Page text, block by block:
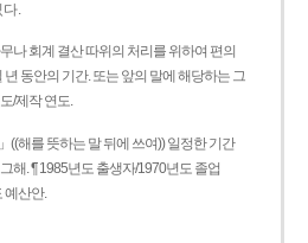
다.
무나 회계 결산 따위의 처리를 위하여 편의
년 동안의 기간. 또는 앞의 말에 해당하는 그
/제작 연도.
((해를 뜻하는 말 뒤에 쓰여)) 일정한 기간
해. ¶ 1985년도 출생자/1970년도 졸업
예산안.